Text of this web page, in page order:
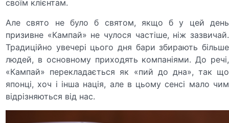
своїм клієнтам.
Але свято не було б святом, якщо б у цей день
призивне «Кампай» не чулося частіше, ніж зазвичай.
Традиційно увечері цього дня бари збирають більше
людей, в основному приходять компаніями. До речі,
«Кампай» перекладається як «пий до дна», так що
японці, хоч і інша нація, але в цьому сенсі мало чим
відрізняються від нас.